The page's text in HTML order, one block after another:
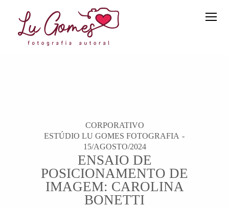
CORPORATIVO
ESTÚDIO LU GOMES FOTOGRAFIA
15/AGOSTO/2024
ENSAIO DE
POSICIONAMENTO DE
IMAGEM: CAROLINA
BONETTI